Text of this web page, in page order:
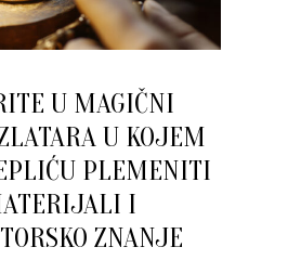
U MAGIČNI
U KOJEM
PLEMENITI
I
ZNANJE